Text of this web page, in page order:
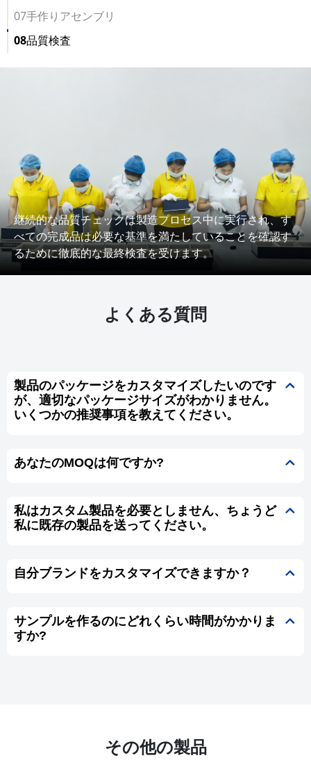
07手作りアセンブリ
08品質検査
継続的な品質チェックは製造プロセス中に実行され、す
べての完成品は必要な基準を満たしていることを確認す
るために徹底的な最終検査を受けます。
よくある質問
製品のパッケージをカスタマイズしたいのです
が、適切なパッケージサイズがわかりません。
いくつかの推奨事項を教えてください。
あなたのMOQは何ですか?
私はカスタム製品を必要としません、ちょうど
私に既存の製品を送ってください。
自分ブランドをカスタマイズできますか？
サンプルを作るのにどれくらい時間がかかりま
すか?
その他の製品